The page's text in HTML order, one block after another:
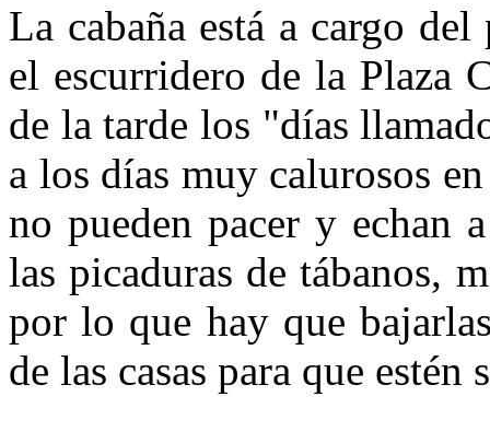
La cabaña está a cargo
el escurridero de la Plaza
de la tarde los "días
a los días muy calurosos
no pueden pacer y echan
las picaduras de tábanos,
por lo que hay que
de las casas para que estén